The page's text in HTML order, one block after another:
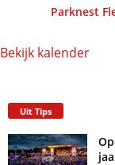
Parknest
Bekijk kalender
Uit Tips